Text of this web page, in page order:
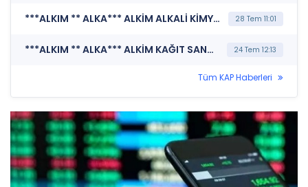
***ALKIM ** ALKA*** ALKİM ALKALİ KİMYA A.Ş. (Özel Durum Açıklaması (Genel)) 28 Tem 11:01
***ALKIM ** ALKA*** ALKİM KAĞIT SANAYİ VE TİCARET A.Ş. (Sermaye Artırımı - Azaltımı İşlemlerine İlişkin Bildirim) 24 Tem 12:13
Tüm KAP Haberleri